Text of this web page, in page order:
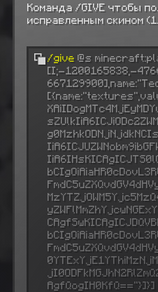
Команда /GIVE чтобы
исправленным скином
/give @s
[I;-1200165838,-
AgfQogIH0KfQ=="}]}]